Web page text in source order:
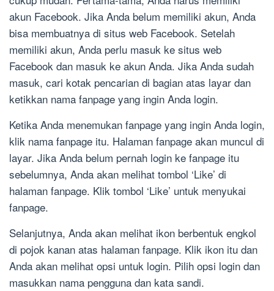
akun Facebook. Jika Anda belum memiliki akun, Anda
bisa membuatnya di situs web Facebook. Setelah
memiliki akun, Anda perlu masuk ke situs web
Facebook dan masuk ke akun Anda. Jika Anda sudah
masuk, cari kotak pencarian di bagian atas layar dan
ketikkan nama fanpage yang ingin Anda login.
Ketika Anda menemukan fanpage yang ingin Anda login,
klik nama fanpage itu. Halaman fanpage akan muncul di
layar. Jika Anda belum pernah login ke fanpage itu
sebelumnya, Anda akan melihat tombol ‘Like’ di
halaman fanpage. Klik tombol ‘Like’ untuk menyukai
fanpage.
Selanjutnya, Anda akan melihat ikon berbentuk engkol
di pojok kanan atas halaman fanpage. Klik ikon itu dan
Anda akan melihat opsi untuk login. Pilih opsi login dan
masukkan nama pengguna dan kata sandi.